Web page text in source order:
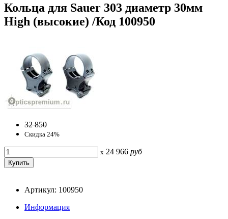
Кольца для Sauer 303 диаметр 30мм
High (высокие) /Код 100950
32 850
Скидка 24%
x 24 966 руб
Артикул: 100950
Информация